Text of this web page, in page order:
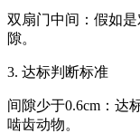
双扇门中间：假如
隙。
3. 达标判断标准
间隙少于0.6cm：达
啮齿动物。